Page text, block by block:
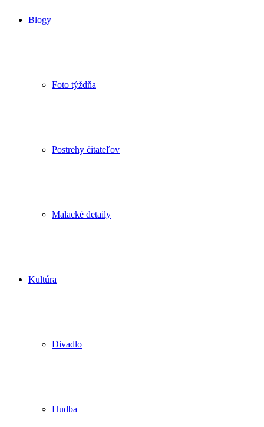
Blogy
Foto týždňa
Postrehy čitateľov
Malacké detaily
Kultúra
Divadlo
Hudba